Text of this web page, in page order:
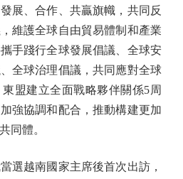
、合作、共贏旗幟，共同反
維護全球自由貿易體制和產業
手踐行全球發展倡議、全球安
全球治理倡議，共同應對全球
盟建立全面戰略夥伴關係5周
強協調和配合，推動構建更加
同體。
越南國家主席後首次出訪，